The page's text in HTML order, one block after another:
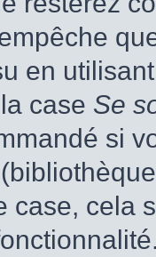
en
case Se
si
case, cela